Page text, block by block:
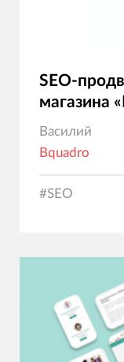
SEO-
магазина
Василий
Bquadro
#SEO